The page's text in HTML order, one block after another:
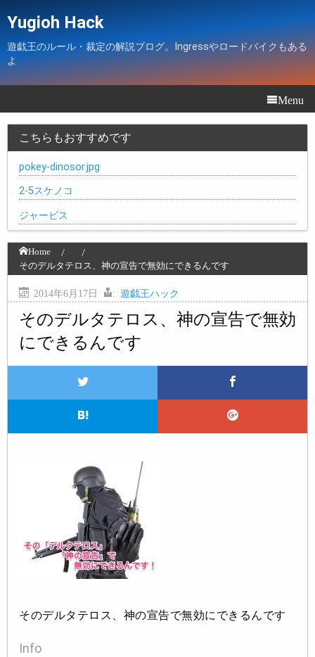
Yugioh Hack
遊戯王のルール・裁定の解説ブログ。Ingressやロードバイクもある
よ
Menu
こちらもおすすめです
pokey-dinosor.jpg
2-5スケノコ
ジャービス
Home
そのデルタテロス、神の宣告で無効にできるんです
2014年6月17日 : 遊戯王ハック
そのデルタテロス、神の宣告で無効
にできるんです
そのデルタテロス、神の宣告で無効にできるんです
Info